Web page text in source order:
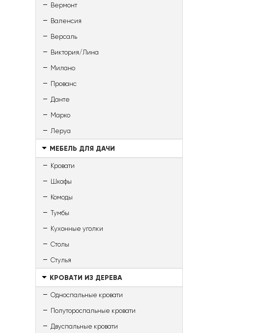
Вермонт
Валенсия
Версаль
Виктория/Лина
Милано
Прованс
Данте
Марко
Леруа
МЕБЕЛЬ ДЛЯ ДАЧИ
Кровати
Шкафы
Комоды
Тумбы
Кухонные уголки
Столы
Стулья
КРОВАТИ ИЗ ДЕРЕВА
Односпальные кровати
Полутороспальные кровати
Двуспальные кровати